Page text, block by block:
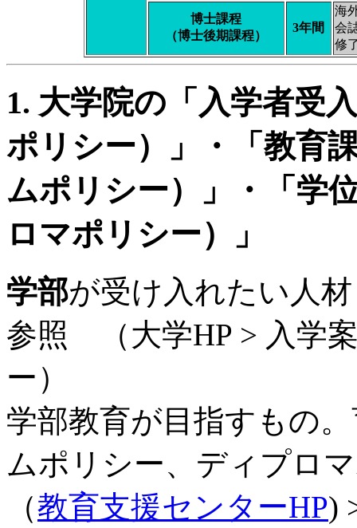
博士課程
（博士後期課程）
3年間
海
会
修
1. 大学院の「入学者受
ポリシー）」・「教育
ムポリシー）」・「学
ロマポリシー）」
学部が受け入れたい人
参照 （大学HP > 入学
ー）
学部教育が目指すもの
ムポリシー、ディプロ
（教育支援センターHP)